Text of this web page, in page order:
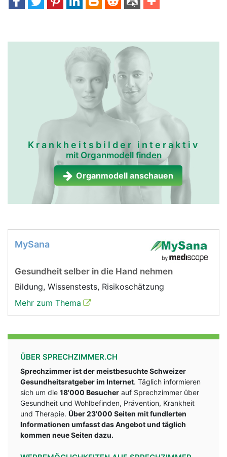
Krankheitsbilder interaktiv
mit Organmodell finden
Organmodell anschauen
MySana
Gesundheit selber in die Hand nehmen
Bildung, Wissenstests, Risikoschätzung
Mehr zum Thema
ÜBER SPRECHZIMMER.CH
Sprechzimmer ist der meistbesuchte Schweizer
Gesundheitsratgeber im Internet. Täglich informieren
sich um die 18'000 Besucher auf Sprechzimmer über
Gesundheit und Wohlbefinden, Prävention, Krankheit
und Therapie. Über 23'000 Seiten mit fundlerten
Informationen umfasst das Angebot und täglich
kommen neue Seiten dazu.